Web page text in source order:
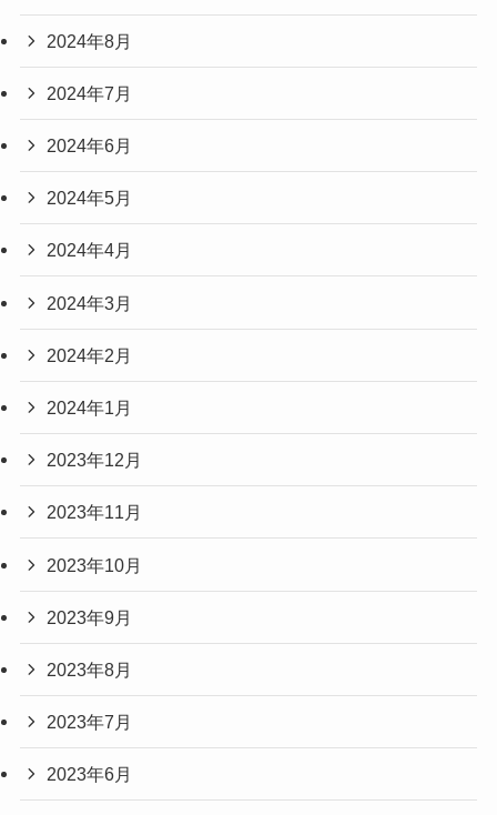
2024年8月
2024年7月
2024年6月
2024年5月
2024年4月
2024年3月
2024年2月
2024年1月
2023年12月
2023年11月
2023年10月
2023年9月
2023年8月
2023年7月
2023年6月